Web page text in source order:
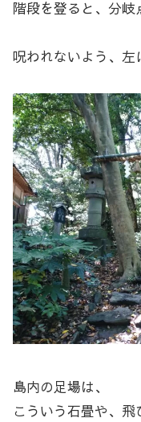
階段を登ると、分岐
呪われないよう、左
島内の足場は、
こういう石畳や、